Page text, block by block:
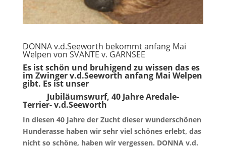
DONNA v.d.Seeworth bekommt anfang Mai
Welpen von SVANTE v. GARNSEE
Es ist schön und bruhigend zu wissen das es
im Zwinger v.d.Seeworth anfang Mai Welpen
gibt. Es ist unser
Jubiläumswurf, 40 Jahre Aredale-
Terrier- v.d.Seeworth
In diesen 40 Jahre der Zucht dieser wunderschönen
Hunderasse haben wir sehr viel schönes erlebt, das
nicht so schöne, haben wir vergessen. DONNA v.d.